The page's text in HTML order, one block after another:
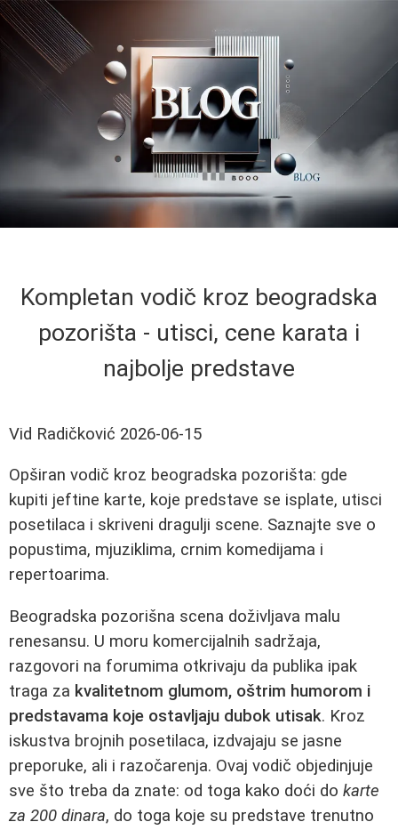
Kompletan vodič kroz beogradska
pozorišta - utisci, cene karata i
najbolje predstave
Vid Radičković 2026-06-15
Opširan vodič kroz beogradska pozorišta: gde
kupiti jeftine karte, koje predstave se isplate, utisci
posetilaca i skriveni dragulji scene. Saznajte sve o
popustima, mjuziklima, crnim komedijama i
repertoarima.
Beogradska pozorišna scena doživljava malu
renesansu. U moru komercijalnih sadržaja,
razgovori na forumima otkrivaju da publika ipak
traga za kvalitetnom glumom, oštrim humorom i
predstavama koje ostavljaju dubok utisak. Kroz
iskustva brojnih posetilaca, izdvajaju se jasne
preporuke, ali i razočarenja. Ovaj vodič objedinjuje
sve što treba da znate: od toga kako doći do karte
za 200 dinara, do toga koje su predstave trenutno